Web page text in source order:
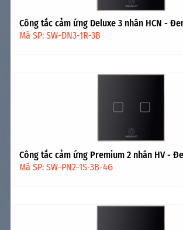
Công tắc cảm ứng Deluxe 3 nhân HCN -
Mã SP: SW-DN3-1R-3B
Công tắc cảm ứng Premium 2 nhân HV -
Mã SP: SW-PN2-1S-3B-4G